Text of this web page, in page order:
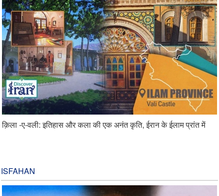
क़िला -ए-वली: इतिहास और कला की एक अनंत कृति, ईरान के ईलाम प्रांत में
ISFAHAN